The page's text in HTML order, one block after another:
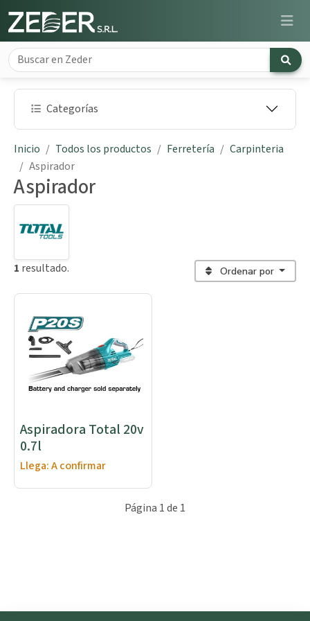
Categorías
Inicio Todos los productos Ferretería
Carpinteria
Aspirador
Aspirador
1 resultado. Ordenar por
Aspiradora Total 20v
0.7l
Llega: A confirmar
Página 1 de 1